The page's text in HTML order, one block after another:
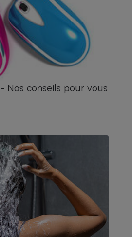
Nos conseils pour vous